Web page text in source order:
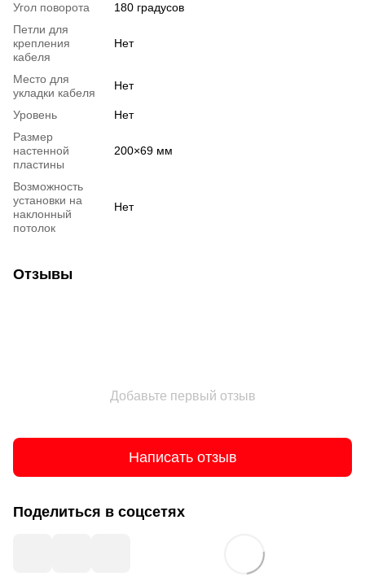
Угол поворота
180 градусов
Петли для
крепления
кабеля
Нет
Место для
укладки кабеля
Нет
Уровень
Нет
Размер
настенной
пластины
200×69 мм
Возможность
установки на
наклонный
потолок
Нет
Отзывы
Добавьте первый отзыв
Написать отзыв
Поделиться в соцсетях